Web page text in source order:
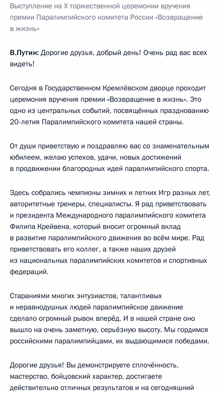
Выступление на X торжественной церемонии вручения
премии Паралимпийского комитета России «Возвращение
в жизнь»
В.Путин: Дорогие друзья, добрый день! Очень рад вас всех
видеть!
Сегодня в Государственном Кремлёвском дворце проходит
церемония вручения премии «Возвращение в жизнь». Это
одно из центральных событий, посвящённых празднованию
20-летия Паралимпийского комитета нашей страны.
От души приветствую и поздравляю вас со знаменательным
юбилеем, желаю успехов, удачи, новых достижений
в продвижении благородных идей паралимпийского спорта.
Здесь собрались чемпионы зимних и летних Игр разных лет,
авторитетные тренеры, специалисты. Я рад приветствовать
и президента Международного паралимпийского комитета
Филипа Крейвена, который вносит огромный вклад
в развитие паралимпийского движения во всём мире. Рад
приветствовать его коллег, а также наших друзей
из национальных паралимпийских комитетов и спортивных
федераций.
Стараниями многих энтузиастов, талантливых
и неравнодушных людей паралимпийское движение
сделало огромный рывок вперёд. И в нашей стране оно
вышло на очень заметную, серьёзную высоту. Мы гордимся
российскими паралимпийцами, их выдающимися победами.
Дорогие друзья! Вы демонстрируете сплочённость,
мастерство, бойцовский характер, достигаете
действительно отличных результатов и на сегодняшний